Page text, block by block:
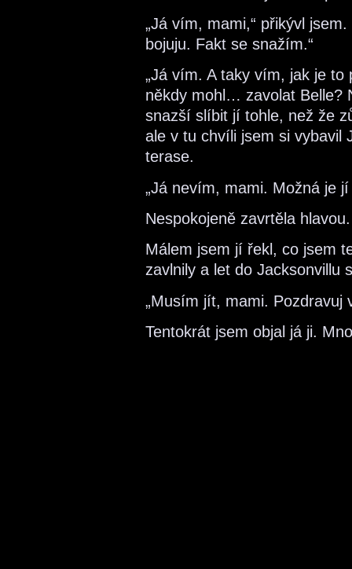
„Já vím, mami,“ přikývl
bojuju. Fakt se snažím.“
„Já vím. A taky vím, jak je
někdy mohl… zavolat Belle?
snazší slíbit jí tohle, než že
ale v tu chvíli jsem si
terase.
„Já nevím, mami. Možná je
Nespokojeně zavrtěla
Málem jsem jí řekl, co jsem
zavlnily a let do Jacksonvillu
„Musím jít, mami. Pozdravuj
Tentokrát jsem objal já ji.